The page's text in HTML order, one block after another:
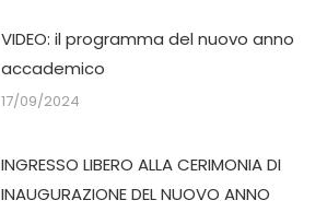
VIDEO: il programma del nuovo anno
accademico
17/09/2024
INGRESSO LIBERO ALLA CERIMONIA DI
INAUGURAZIONE DEL NUOVO ANNO